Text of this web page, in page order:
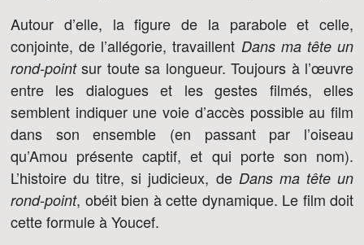
Autour d’elle, la figure de la parabole et celle,
conjointe, de l’allégorie, travaillent Dans ma tête un
rond-pointsur toute sa longueur. Toujours à l’œuvre
entre les dialogues et les gestes filmés, elles
semblent indiquer une voie d’accès possible au film
dans son ensemble (en passant par l’oiseau
qu’Amou présente captif, et qui porte son nom).
L’histoire du titre, si judicieux, de Dans ma tête un
rond-point, obéit bien à cette dynamique. Le film doit
cette formule à Youcef.